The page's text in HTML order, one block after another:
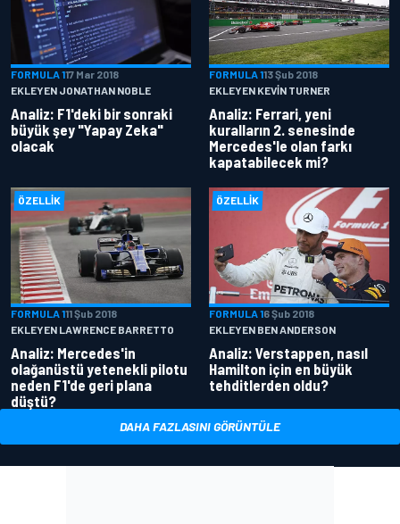
FORMULA 117 Mar 2018
EKLEYEN JONATHAN NOBLE
Analiz: F1'deki bir sonraki
büyük şey "Yapay Zeka"
olacak
FORMULA 113 Şub 2018
EKLEYEN KEVIN TURNER
Analiz: Ferrari, yeni
kuralların 2. senesinde
Mercedes'le olan farkı
kapatabilecek mi?
ÖZELLIK
FORMULA 111 Şub 2018
EKLEYEN LAWRENCE BARRETTO
Analiz: Mercedes'in
olağanüstü yetenekli pilotu
neden F1'de geri plana
düştü?
ÖZELLIK
FORMULA 16 Şub 2018
EKLEYEN BEN ANDERSON
Analiz: Verstappen, nasıl
Hamilton için en büyük
tehditlerden oldu?
DAHA FAZLASINI GÖRÜNTÜLE